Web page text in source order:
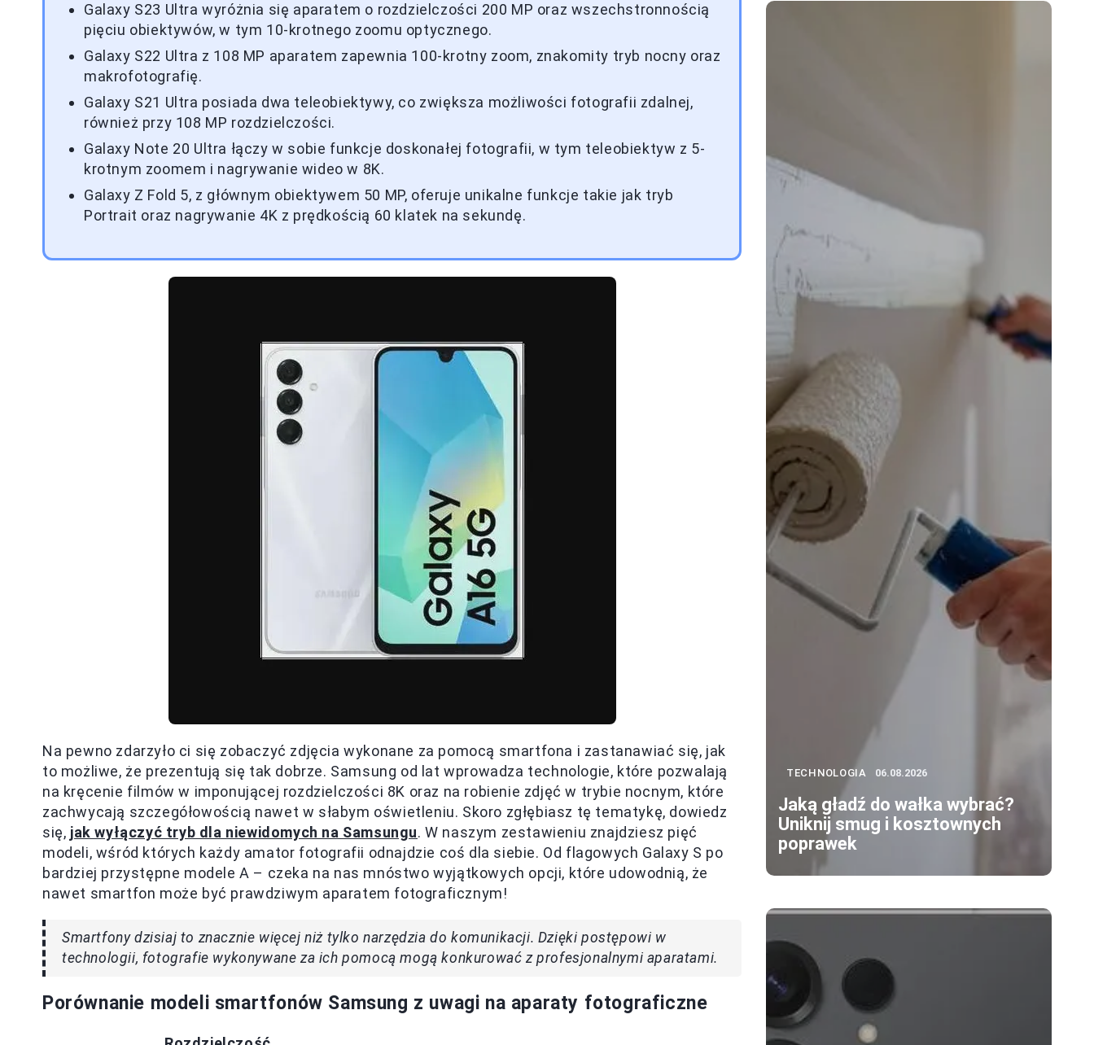
Galaxy S23 Ultra wyróżnia się aparatem o rozdzielczości 200 MP oraz wszechstronnością
pięciu obiektywów, w tym 10-krotnego zoomu optycznego.
Galaxy S22 Ultra z 108 MP aparatem zapewnia 100-krotny zoom, znakomity tryb nocny oraz
makrofotografię.
Galaxy S21 Ultra posiada dwa teleobiektywy, co zwiększa możliwości fotografii zdalnej,
również przy 108 MP rozdzielczości.
Galaxy Note 20 Ultra łączy w sobie funkcje doskonałej fotografii, w tym teleobiektyw z 5-
krotnym zoomem i nagrywanie wideo w 8K.
Galaxy Z Fold 5, z głównym obiektywem 50 MP, oferuje unikalne funkcje takie jak tryb
Portrait oraz nagrywanie 4K z prędkością 60 klatek na sekundę.
Na pewno zdarzyło ci się zobaczyć zdjęcia wykonane za pomocą smartfona i zastanawiać się, jak
to możliwe, że prezentują się tak dobrze. Samsung od lat wprowadza technologie, które pozwalają
na kręcenie filmów w imponującej rozdzielczości 8K oraz na robienie zdjęć w trybie nocnym, które
zachwycają szczegółowością nawet w słabym oświetleniu. Skoro zgłębiasz tę tematykę, dowiedz
się, jak wyłączyć tryb dla niewidomych na Samsungu. W naszym zestawieniu znajdziesz pięć
modeli, wśród których każdy amator fotografii odnajdzie coś dla siebie. Od flagowych Galaxy S po
bardziej przystępne modele A – czeka na nas mnóstwo wyjątkowych opcji, które udowodnią, że
nawet smartfon może być prawdziwym aparatem fotograficznym!
Smartfony dzisiaj to znacznie więcej niż tylko narzędzia do komunikacji. Dzięki postępowi w
technologii, fotografie wykonywane za ich pomocą mogą konkurować z profesjonalnymi aparatami.
Porównanie modeli smartfonów Samsung z uwagi na aparaty fotograficzne
TECHNOLOGIA 06.08.2026
Jaką gładź do wałka wybrać?
Uniknij smug i kosztownych
poprawek